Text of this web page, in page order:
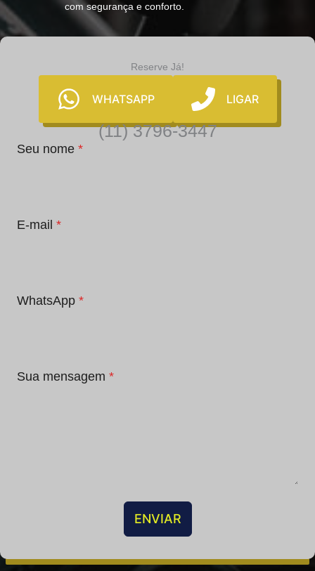
com segurança e conforto.
Reserve Já!
WHATSAPP LIGAR
(11) 3796-3447
Seu nome *
E-mail *
WhatsApp *
Sua mensagem *
ENVIAR